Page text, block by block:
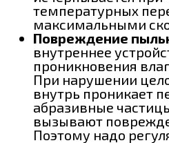
температурных
максимальными
Повреждение
внутреннее
проникновения
При нарушении
внутрь проникает
абразивные
вызывают
Поэтому надо